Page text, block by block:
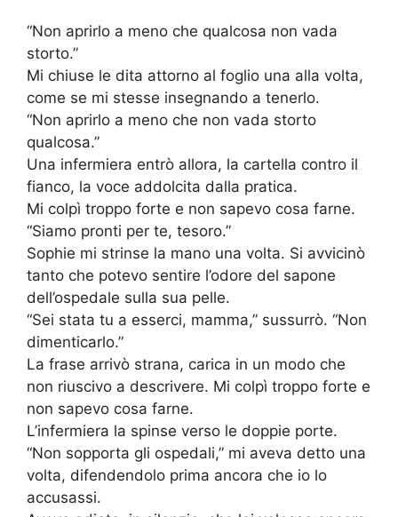
“Non aprirlo a meno che qualcosa non vada
storto.”
Mi chiuse le dita attorno al foglio una alla volta,
come se mi stesse insegnando a tenerlo.
“Non aprirlo a meno che non vada storto
qualcosa.”
Una infermiera entrò allora, la cartella contro il
fianco, la voce addolcita dalla pratica.
Mi colpì troppo forte e non sapevo cosa farne.
“Siamo pronti per te, tesoro.”
Sophie mi strinse la mano una volta. Si avvicinò
tanto che potevo sentire l’odore del sapone
dell’ospedale sulla sua pelle.
“Sei stata tu a esserci, mamma,” sussurrò. “Non
dimenticarlo.”
La frase arrivò strana, carica in un modo che
non riuscivo a descrivere. Mi colpì troppo forte e
non sapevo cosa farne.
L’infermiera la spinse verso le doppie porte.
“Non sopporta gli ospedali,” mi aveva detto una
volta, difendendolo prima ancora che io lo
accusassi.